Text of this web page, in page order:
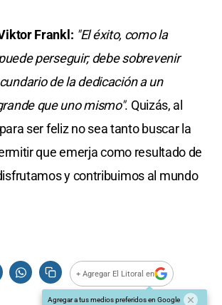
Frankl: "El éxito, como la
perseguir; debe sobrevenir
de la dedicación a un
que uno mismo". Quizás, al
ser feliz no sea tanto buscar la
que emerja como resultado de
y contribuimos al mundo
+ Agregar El Litoral en
Agregar a tus medios preferidos en Google